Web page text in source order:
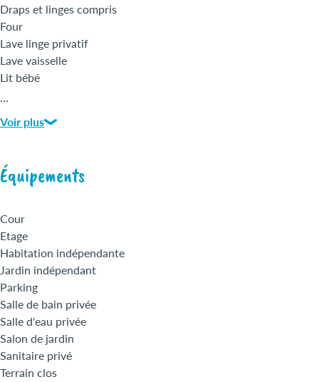
Draps et linges compris
Four
Lave linge privatif
Lave vaisselle
Lit bébé
Télévision
Nettoyage / ménage
…
Voir plus
Équipements
Cour
Etage
Habitation indépendante
Jardin indépendant
Parking
Salle de bain privée
Salle d'eau privée
Salon de jardin
Sanitaire privé
Terrain clos